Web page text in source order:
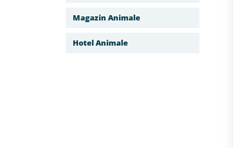
Magazin Animale
Hotel Animale